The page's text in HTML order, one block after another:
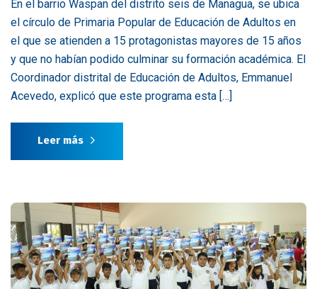
En el barrio Waspan del distrito seis de Managua, se ubica
el círculo de Primaria Popular de Educación de Adultos en
el que se atienden a 15 protagonistas mayores de 15 años
y que no habían podido culminar su formación académica. El
Coordinador distrital de Educación de Adultos, Emmanuel
Acevedo, explicó que este programa esta […]
Leer más